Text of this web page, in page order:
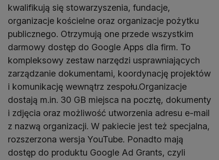
kwalifikują się stowarzyszenia, fundacje,
organizacje kościelne oraz organizacje pożytku
publicznego. Otrzymują one przede wszystkim
darmowy dostęp do Google Apps dla firm. To
kompleksowy zestaw narzędzi usprawniających
zarządzanie dokumentami, koordynację projektów
i komunikację wewnątrz zespołu.Organizacje
dostają m.in. 30 GB miejsca na pocztę, dokumenty
i zdjęcia oraz możliwość utworzenia adresu e-mail
z nazwą organizacji. W pakiecie jest też specjalna,
rozszerzona wersja YouTube. Ponadto mają
dostęp do produktu Google Ad Grants, czyli